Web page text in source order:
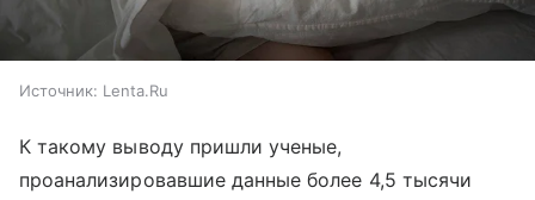
Источник: Lenta.Ru
К такому выводу пришли ученые,
проанализировавшие данные более 4,5 тысячи